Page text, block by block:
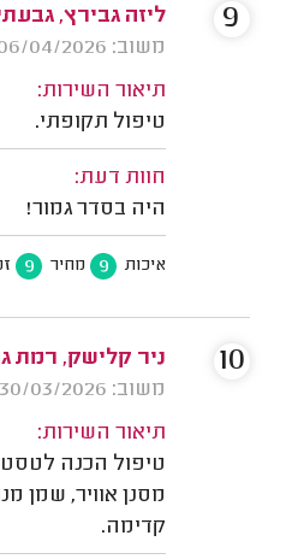
ליזה גבירץ,
משוב: 06/04/2026
תיאור השירות:
טיפול תקופתי.
חוות דעת:
היה בסדר גמור!
איכות 9 מחיר 9
9
ניר קלישק, רמת
משוב: 30/03/2026
תיאור השירות:
טיפול הכנה
מסנן אוויר, שמן
קדימה.
10